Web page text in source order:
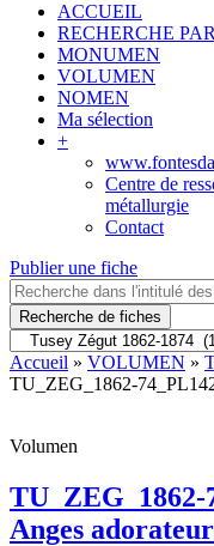
ACCUEIL
RECHERCHE
MONUMEN
VOLUMEN
NOMEN
Ma sélection
+
Centre de
métallurgie
Contact
Publier une fiche
Recherche de fiches
Accueil » VOLUMEN »
TU_ZEG_1862-
Volumen
Anges